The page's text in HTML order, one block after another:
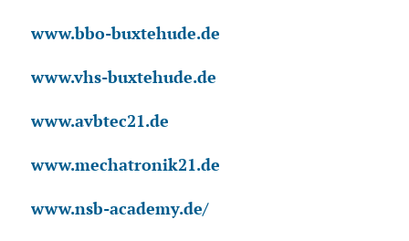
www.bbo-buxtehude.de
www.vhs-buxtehude.de
www.avbtec21.de
www.mechatronik21.de
www.nsb-academy.de/